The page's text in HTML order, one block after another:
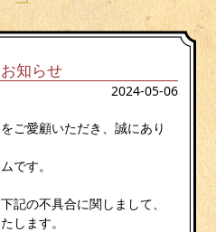
知らせ
2024-05-06
ご愛顧いただき、誠にあり
です。
記の不具合に関しまして、
します。